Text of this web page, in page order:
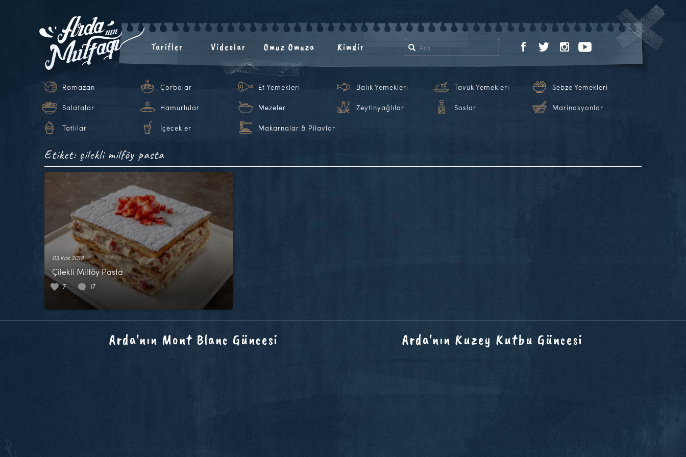
Tarifler Videolar Omuz Omuza Kimdir
Ramazan Çorbalar Et Yemekleri Balık Yemekleri Tavuk Yemekleri Sebze Yemekleri
Salatalar Hamurlular Mezeler Zeytinyağlılar Soslar Marinasyonlar
Tatlılar İçecekler Makarnalar & Pilavlar
Etiket: çilekli milföy pasta
03 Kas 2018
Çilekli Milföy Pasta
7 17
Arda'nın Mont Blanc Güncesi Arda'nın Kuzey Kutbu Güncesi